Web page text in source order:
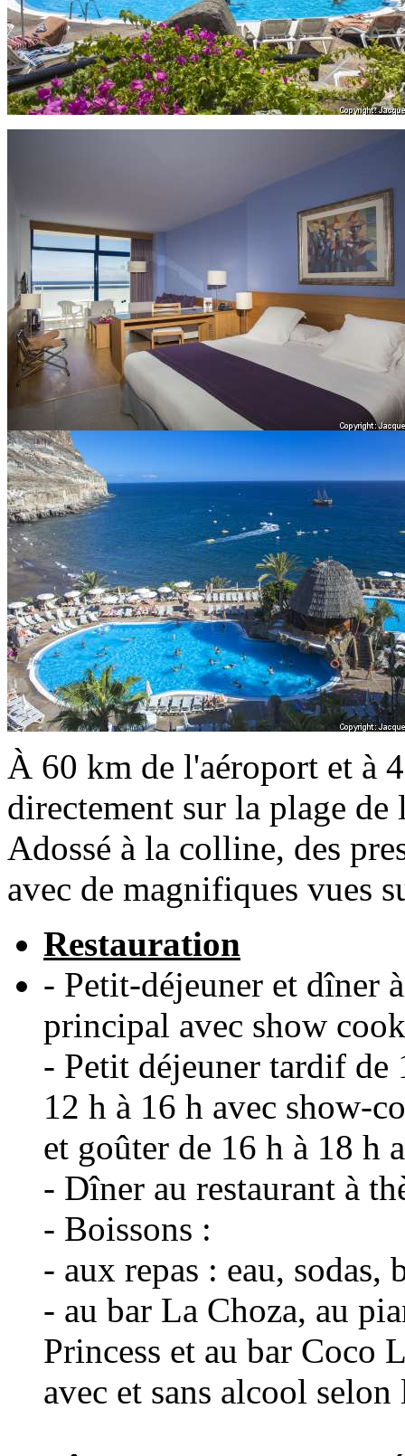
À 60 km de l'aéroport et à
directement sur la plage
Adossé à la colline, des
avec de magnifiques vues
Restauration
- Petit-déjeuner et dîner
principal avec show
- Petit déjeuner tardif de
12 h à 16 h avec show-
et goûter de 16 h à 18 h
- Dîner au restaurant à
- Boissons :
- aux repas : eau, sodas,
- au bar La Choza, au
Princess et au bar Coco
avec et sans alcool